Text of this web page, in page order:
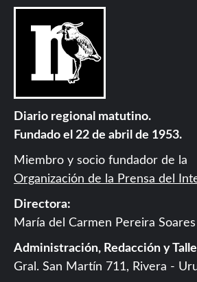
Diario regional matutino.
Fundado el 22 de abril de 1953.
Miembro y socio fundador de la
Organización de la Prensa del
Directora:
María del Carmen Pereira
Administración, Redacción y
Gral. San Martín 711, Rivera -